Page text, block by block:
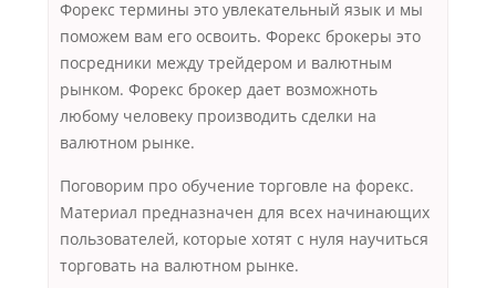
Форекс термины это увлекательный язык и мы
поможем вам его освоить. Форекс брокеры это
посредники между трейдером и валютным
рынком. Форекс брокер дает возможноть
любому человеку производить сделки на
валютном рынке.
Поговорим про обучение торговле на форекс.
Материал предназначен для всех начинающих
пользователей, которые хотят с нуля научиться
торговать на валютном рынке.